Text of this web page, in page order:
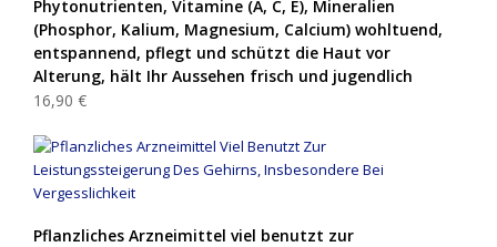
Phytonutrienten, Vitamine (A, C, E), Mineralien
(Phosphor, Kalium, Magnesium, Calcium) wohltuend,
entspannend, pflegt und schützt die Haut vor
Alterung, hält Ihr Aussehen frisch und jugendlich
16,90 €
Pflanzliches Arzneimittel viel benutzt zur